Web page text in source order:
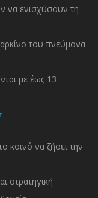
να ενισχύσουν τη
του πνεύμονα
με έως 13
κοινό να ζήσει την
στρατηγική